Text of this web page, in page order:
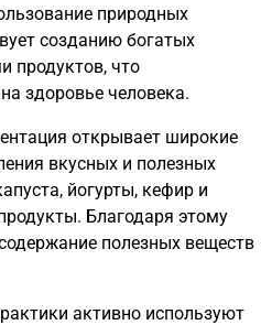
природных
созданию богатых
продуктов, что
здоровье человека.
открывает широкие
вкусных и полезных
йогурты, кефир и
Благодаря этому
полезных веществ
активно используют